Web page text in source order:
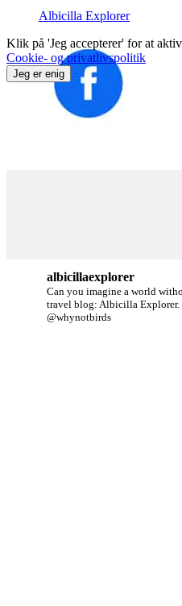
Albicilla Explorer
Klik på 'Jeg accepterer' for at
Cookie- og privatlivspolitik
Jeg er enig
albicillaexplorer
Can you imagine a world
travel blog: Albicilla Explorer.
@whynotbirds